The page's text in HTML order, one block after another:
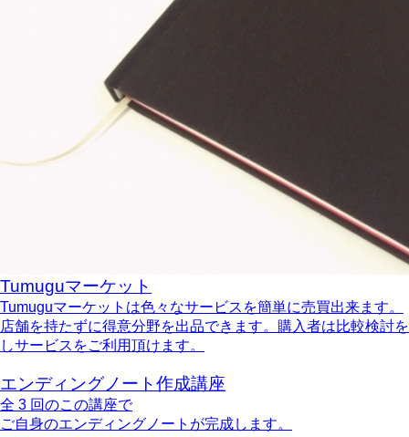
Tumuguマーケット
Tumuguマーケットは色々なサービスを簡単に売買出来ます。
店舗を持たずに得意分野を出品できます。購入者は比較検討を
しサービスをご利用頂けます。
エンディングノート作成講座
全 3 回のこの講座で
ご自身のエンディングノートが完成します。